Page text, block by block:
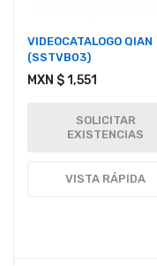
VIDEOCATALOGO QIAN
(SSTVB03)
MXN $ 1,551
SOLICITAR
EXISTENCIAS
VISTA RÁPIDA